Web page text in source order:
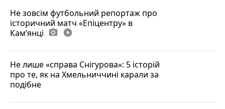
Не зовсім футбольний репортаж про
історичний матч «Епіцентру» в
Камʼянці photo_camera play_circle_filled
Не лише «справа Снігурова»: 5 історій
про те, як на Хмельниччині карали за
подібне